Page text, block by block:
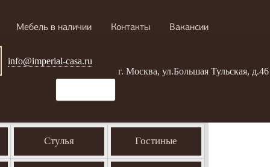
Мебель в наличии Контакты Вакансии
info@imperial-casa.ru
г. Москва, ул.Большая Тульская, д.46
Стулья Гостиные